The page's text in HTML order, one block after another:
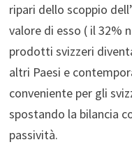
ripari dello scoppio
valore di esso ( il 32%
prodotti svizzeri
altri Paesi e
conveniente per gli
spostando la bilancia
passività.